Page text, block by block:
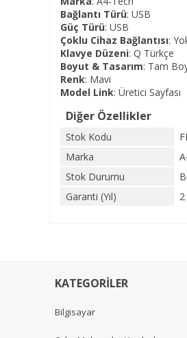
Bağlantı Türü: USB
Güç Türü: USB
Çoklu Cihaz Bağlantısı:
Klavye Düzeni: Q Türkçe
Boyut & Tasarım: Tam
Renk: Mavi
Model Link: Üretici Sayfası
Diğer Özellikler
Stok Kodu
Marka
Stok Durumu
Garanti (Yıl)
2
KATEGORİLER
Bilgisayar